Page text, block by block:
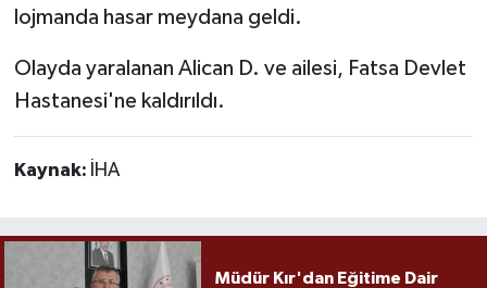
lojmanda hasar meydana geldi.
Olayda yaralanan Alican D. ve ailesi, Fatsa Devlet
Hastanesi'ne kaldırıldı.
Kaynak: İHA
Müdür Kır'dan Eğitime Dair